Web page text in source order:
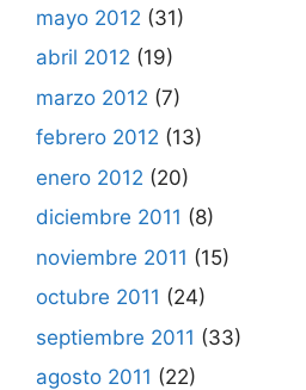
mayo 2012 (31)
abril 2012 (19)
marzo 2012 (7)
febrero 2012 (13)
enero 2012 (20)
diciembre 2011 (8)
noviembre 2011 (15)
octubre 2011 (24)
septiembre 2011 (33)
agosto 2011 (22)